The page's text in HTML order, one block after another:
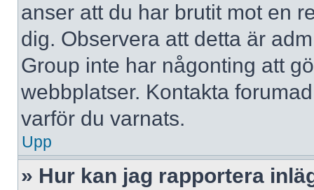
anser att du har brutit mot en
dig. Observera att detta är
Group inte har någonting att
webbplatser. Kontakta
varför du varnats.
Upp
» Hur kan jag rapportera